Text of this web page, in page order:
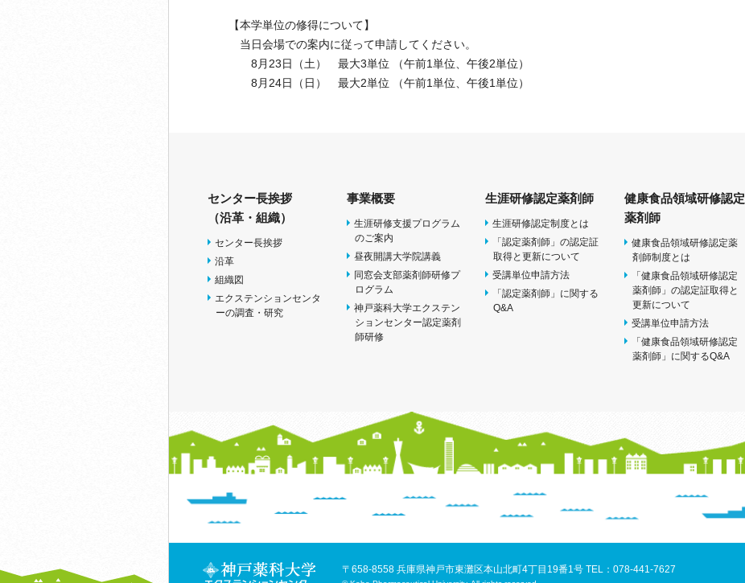
【本学単位の修得について】
当日会場での案内に従って申請してください。
8月23日（土） 最大3単位 （午前1単位、午後2単位）
8月24日（日） 最大2単位 （午前1単位、午後1単位）
センター長挨拶
（沿革・組織）
センター長挨拶
沿革
組織図
エクステンションセンタ
ーの調査・研究
事業概要
生涯研修支援プログラム
のご案内
昼夜開講大学院講義
同窓会支部薬剤師研修プ
ログラム
神戸薬科大学エクステン
ションセンター認定薬剤
師研修
生涯研修認定薬剤師
生涯研修認定制度とは
「認定薬剤師」の認定証
取得と更新について
受講単位申請方法
「認定薬剤師」に関する
Q&A
健康食品領域研修認定
薬剤師
健康食品領域研修認定薬
剤師制度とは
「健康食品領域研修認定
薬剤師」の認定証取得と
更新について
受講単位申請方法
「健康食品領域研修認定
薬剤師」に関するQ&A
〒658-8558 兵庫県神戸市東灘区本山北町4丁目19番1号 TEL：078-441-7627